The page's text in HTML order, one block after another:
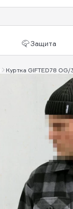
Защита
Куртка GIFTED78